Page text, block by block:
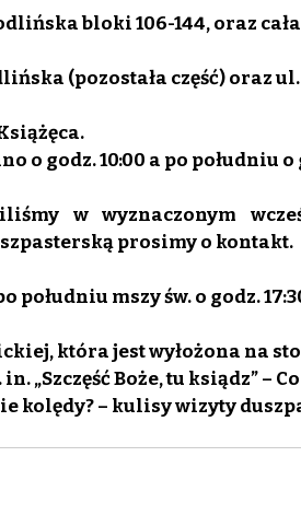
bloki 106-144, oraz
(pozostała część) oraz
godz. 10:00 a po południu o
w wyznaczonym
prosimy o kontakt.
mszy św. o godz.
która jest wyłożona na
„Szczęść Boże, tu ksiądz” –
kolędy? – kulisy wizyty